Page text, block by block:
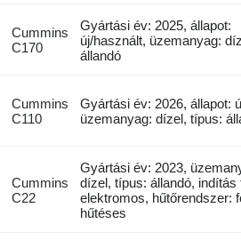
Cummins
C170
Gyártási év: 2025, állapot:
új/használt, üzemanyag:
állandó
Cummins
C110
Gyártási év: 2026, állapot:
üzemanyag: dízel, típus:
Cummins
C22
Gyártási év: 2023,
dízel, típus: állandó, indítás
elektromos, hűtőrendszer:
hűtéses